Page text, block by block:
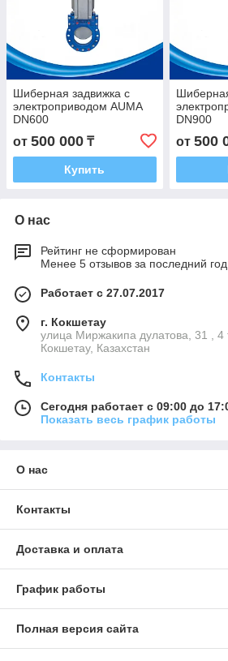
Шиберная задвижка с
электроприводом AUMA
DN600
от 500 000 ₸
Купить
DN900
от 500
О нас
Рейтинг не сформирован
Менее 5 отзывов за последний год
Работает с 27.07.2017
г. Кокшетау
улица Миржакипа дулатова, 31 , 4
Кокшетау, Казахстан
Контакты
Сегодня работает с 09:00 до
Показать весь график работы
О нас
Контакты
Доставка и оплата
График работы
Полная версия сайта